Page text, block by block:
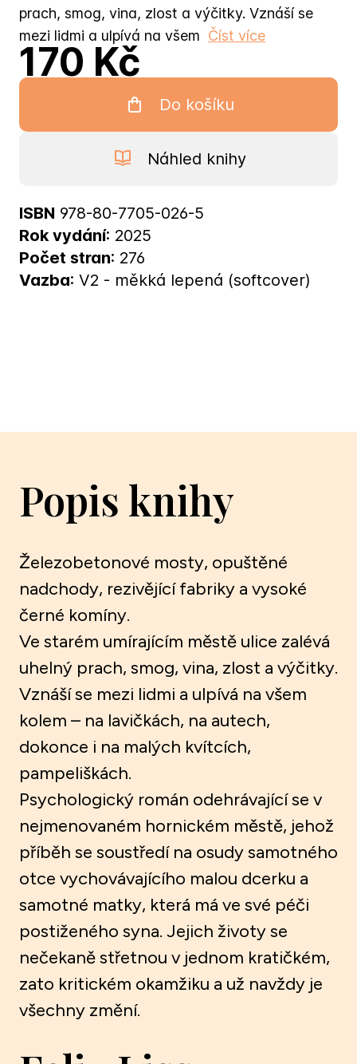
prach, smog, vina, zlost a výčitky. Vznáší se
mezi lidmi a ulpívá na všem Číst více
170 Kč
Do košíku
Náhled knihy
ISBN 978-80-7705-026-5
Rok vydání: 2025
Počet stran: 276
Vazba: V2 - měkká lepená (softcover)
Popis knihy
Železobetonové mosty, opuštěné
nadchody, rezivějící fabriky a vysoké
černé komíny.
Ve starém umírajícím městě ulice zalévá
uhelný prach, smog, vina, zlost a výčitky.
Vznáší se mezi lidmi a ulpívá na všem
kolem – na lavičkách, na autech,
dokonce i na malých kvítcích,
pampeliškách.
Psychologický román odehrávající se v
nejmenovaném hornickém městě, jehož
příběh se soustředí na osudy samotného
otce vychovávajícího malou dcerku a
samotné matky, která má ve své péči
postiženého syna. Jejich životy se
nečekaně střetnou v jednom kratičkém,
zato kritickém okamžiku a už navždy je
všechny změní.